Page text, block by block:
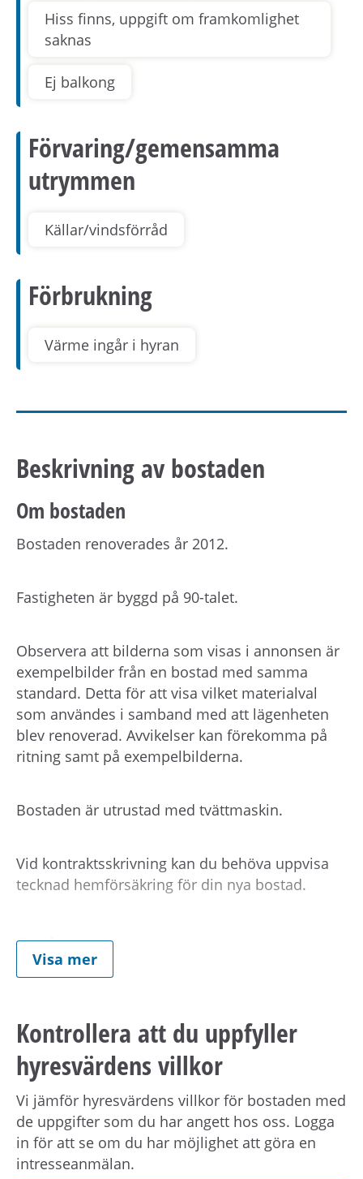
Hiss finns, uppgift om framkomlighet
saknas
Ej balkong
Förvaring/gemensamma
utrymmen
Källar/vindsförråd
Förbrukning
Värme ingår i hyran
Beskrivning av bostaden
Om bostaden
Bostaden renoverades år 2012.
Fastigheten är byggd på 90-talet.
Observera att bilderna som visas i annonsen är
exempelbilder från en bostad med samma
standard. Detta för att visa vilket materialval
som användes i samband med att lägenheten
blev renoverad. Avvikelser kan förekomma på
ritning samt på exempelbilderna.
Bostaden är utrustad med tvättmaskin.
Vid kontraktsskrivning kan du behöva uppvisa
tecknad hemförsäkring för din nya bostad.
Om hyran
I hyran ingår uppvärmning.
Kostnad för hushållsel tillkommer.
Förmedlingsinformation
Viktig information om visning eller
förmedling kan skickas ut via sms.Uppdatera
dina kontaktuppgifter på Mina sidor.
Visa mer
Kontrollera att du uppfyller
hyresvärdens villkor
Vi jämför hyresvärdens villkor för bostaden med
de uppgifter som du har angett hos oss. Logga
in för att se om du har möjlighet att göra en
intresseanmälan.